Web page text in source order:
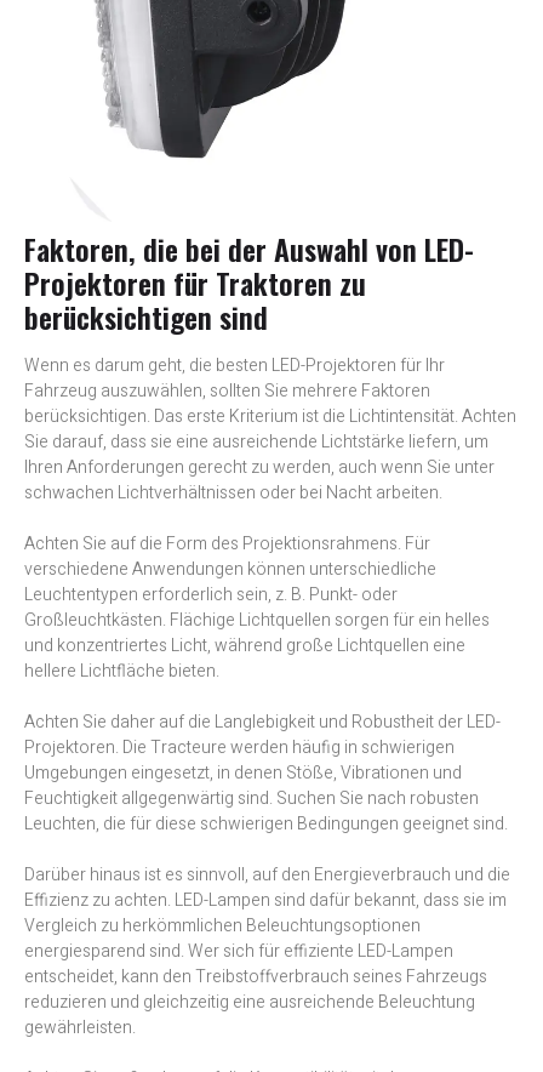
Faktoren, die bei der Auswahl von LED-
Projektoren für Traktoren zu
berücksichtigen sind
Wenn es darum geht, die besten LED-Projektoren für Ihr
Fahrzeug auszuwählen, sollten Sie mehrere Faktoren
berücksichtigen. Das erste Kriterium ist die Lichtintensität. Achten
Sie darauf, dass sie eine ausreichende Lichtstärke liefern, um
Ihren Anforderungen gerecht zu werden, auch wenn Sie unter
schwachen Lichtverhältnissen oder bei Nacht arbeiten.
Achten Sie auf die Form des Projektionsrahmens. Für
verschiedene Anwendungen können unterschiedliche
Leuchtentypen erforderlich sein, z. B. Punkt- oder
Großleuchtkästen. Flächige Lichtquellen sorgen für ein helles
und konzentriertes Licht, während große Lichtquellen eine
hellere Lichtfläche bieten.
Achten Sie daher auf die Langlebigkeit und Robustheit der LED-
Projektoren. Die Tracteure werden häufig in schwierigen
Umgebungen eingesetzt, in denen Stöße, Vibrationen und
Feuchtigkeit allgegenwärtig sind. Suchen Sie nach robusten
Leuchten, die für diese schwierigen Bedingungen geeignet sind.
Darüber hinaus ist es sinnvoll, auf den Energieverbrauch und die
Effizienz zu achten. LED-Lampen sind dafür bekannt, dass sie im
Vergleich zu herkömmlichen Beleuchtungsoptionen
energiesparend sind. Wer sich für effiziente LED-Lampen
entscheidet, kann den Treibstoffverbrauch seines Fahrzeugs
reduzieren und gleichzeitig eine ausreichende Beleuchtung
gewährleisten.